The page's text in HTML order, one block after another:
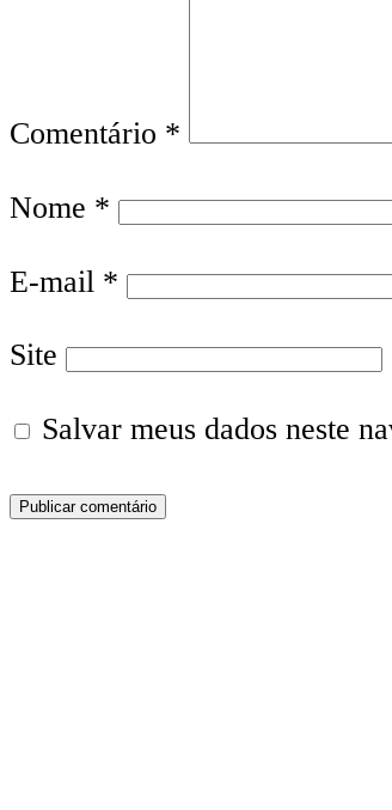
Comentário *
Nome *
E-mail *
Site
Salvar meus dados neste